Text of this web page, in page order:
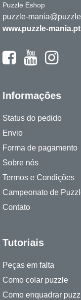
Puzzle Eshop
puzzle-
www.puzzle-mania.pt
Informações
Status do pedido
Envio
Forma de pagamento
Sobre nós
Termos e Condições
Campeonato de
Contato
Tutoriais
Peças em falta
Como colar puzzle
Como enquadrar